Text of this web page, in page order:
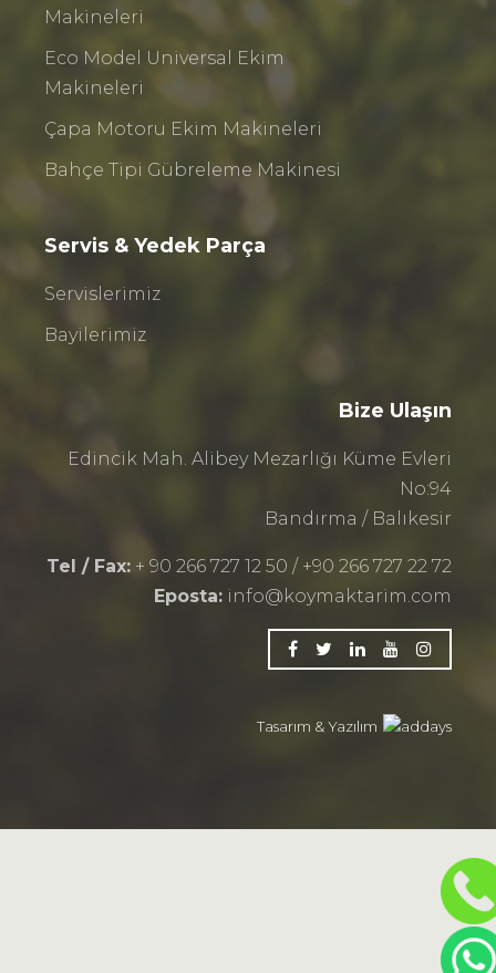
Makineleri
Eco Model Universal Ekim
Makineleri
Çapa Motoru Ekim Makineleri
Bahçe Tipi Gübreleme Makinesi
Servis & Yedek Parça
Servislerimiz
Bayilerimiz
Bize Ulaşın
Edincik Mah. Alibey Mezarlığı Küme Evleri
No:94
Bandırma / Balıkesir
Tel / Fax: + 90 266 727 12 50 / +90 266 727 22 72
Eposta: info@koymaktarim.com
Tasarım & Yazılım